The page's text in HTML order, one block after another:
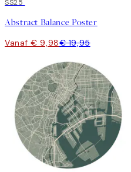
50%*
SS25
Abstract Balance Poster
Vanaf € 9,98€ 19,95